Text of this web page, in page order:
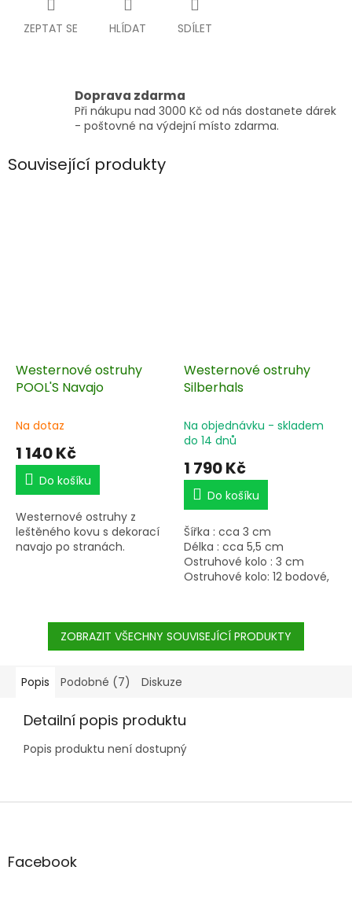
ZEPTAT SE HLÍDAT SDÍLET
Doprava zdarma
Při nákupu nad 3000 Kč od nás dostanete dárek
- poštovné na výdejní místo zdarma.
Související produkty
Westernové ostruhy
POOL'S Navajo
Na dotaz
1 140 Kč
Do košíku
Westernové ostruhy z
leštěného kovu s dekorací
navajo po stranách.
Westernové ostruhy
Silberhals
Na objednávku - skladem
do 14 dnů
1 790 Kč
Do košíku
Šířka : cca 3 cm
Délka : cca 5,5 cm
Ostruhové kolo : 3 cm
Ostruhové kolo: 12 bodové,
ZOBRAZIT VŠECHNY SOUVISEJÍCÍ PRODUKTY
Popis Podobné (7) Diskuze
Detailní popis produktu
Popis produktu není dostupný
Z
aFacebook